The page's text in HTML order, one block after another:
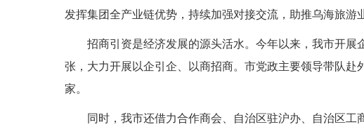
发挥集团全产业链优势，持续加强对接交流，助推乌海旅游
招商引资是经济发展的源头活水。今年以来，我市开展
张，大力开展以企引企、以商招商。市党政主要领导带队
家。
同时，我市还借力合作商会、自治区驻沪办、自治区